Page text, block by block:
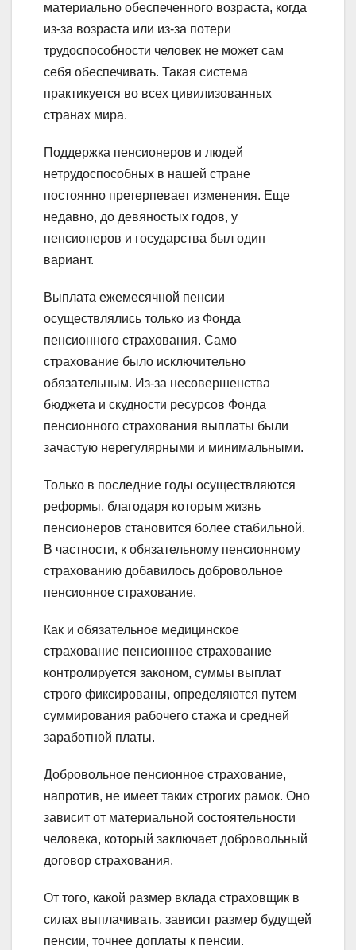
материально обеспеченного возраста, когда
из-за возраста или из-за потери
трудоспособности человек не может сам
себя обеспечивать. Такая система
практикуется во всех цивилизованных
странах мира.
Поддержка пенсионеров и людей
нетрудоспособных в нашей стране
постоянно претерпевает изменения. Еще
недавно, до девяностых годов, у
пенсионеров и государства был один
вариант.
Выплата ежемесячной пенсии
осуществлялись только из Фонда
пенсионного страхования. Само
страхование было исключительно
обязательным. Из-за несовершенства
бюджета и скудности ресурсов Фонда
пенсионного страхования выплаты были
зачастую нерегулярными и минимальными.
Только в последние годы осуществляются
реформы, благодаря которым жизнь
пенсионеров становится более стабильной.
В частности, к обязательному пенсионному
страхованию добавилось добровольное
пенсионное страхование.
Как и обязательное медицинское
страхование пенсионное страхование
контролируется законом, суммы выплат
строго фиксированы, определяются путем
суммирования рабочего стажа и средней
заработной платы.
Добровольное пенсионное страхование,
напротив, не имеет таких строгих рамок. Оно
зависит от материальной состоятельности
человека, который заключает добровольный
договор страхования.
От того, какой размер вклада страховщик в
силах выплачивать, зависит размер будущей
пенсии, точнее доплаты к пенсии.